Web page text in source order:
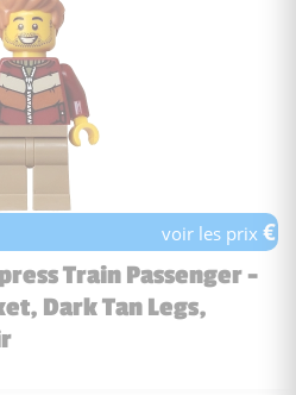
voir les prix€
Train Passenger -
Dark Tan Legs,